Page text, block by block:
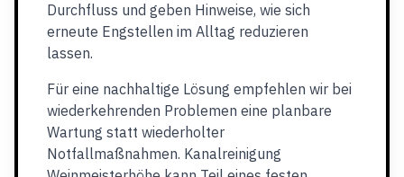
Durchfluss und geben Hinweise, wie sich
erneute Engstellen im Alltag reduzieren
lassen.
Für eine nachhaltige Lösung empfehlen wir bei
wiederkehrenden Problemen eine planbare
Wartung statt wiederholter
Notfallmaßnahmen. Kanalreinigung